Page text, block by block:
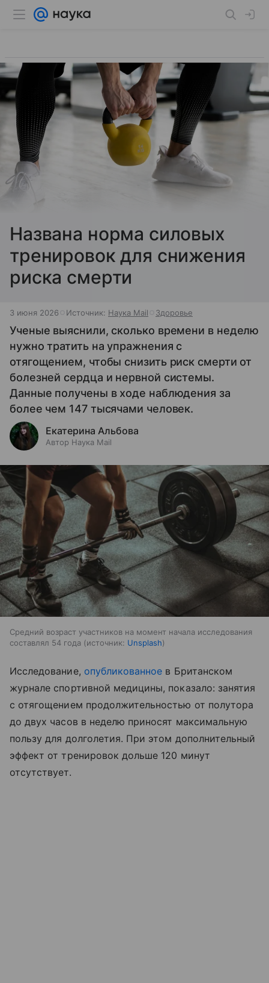
Названа норма силовых
тренировок для снижения
риска смерти
3 июня 2026 Источник: Наука Mail Здоровье
Ученые выяснили, сколько времени в неделю
нужно тратить на упражнения с
отягощением, чтобы снизить риск смерти от
болезней сердца и нервной системы.
Данные получены в ходе наблюдения за
более чем 147 тысячами человек.
Екатерина Альбова
Автор Наука Mail
Средний возраст участников на момент начала исследования
составлял 54 года
источник: Unsplash
Исследование, опубликованное в Британском
журнале спортивной медицины, показало: занятия
с отягощением продолжительностью от полутора
до двух часов в неделю приносят максимальную
пользу для долголетия. При этом дополнительный
эффект от тренировок дольше 120 минут
отсутствует.